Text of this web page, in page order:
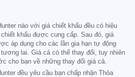
nào với giá chiết khấu đều có hiệu
khấu được cung cấp. Sau đó, giá
áp dụng cho các lần gia hạn tự động
lai. Giá cả có thể thay đổi, tuy nhiên
cho bạn về những thay đổi giá cả.
đều yêu cầu bạn chấp nhận Thỏa